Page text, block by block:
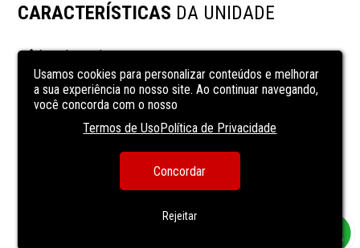
CARACTERÍSTICAS DA UNIDADE
área de serviço
Cozinha
lavanderia
Sala de almoço
Usamos cookies para personalizar conteúdos e melhorar
a sua experiência no nosso site. Ao continuar navegando,
você concorda com o nosso
Termos de UsoPolítica de Privacidade
Concordar
Rejeitar